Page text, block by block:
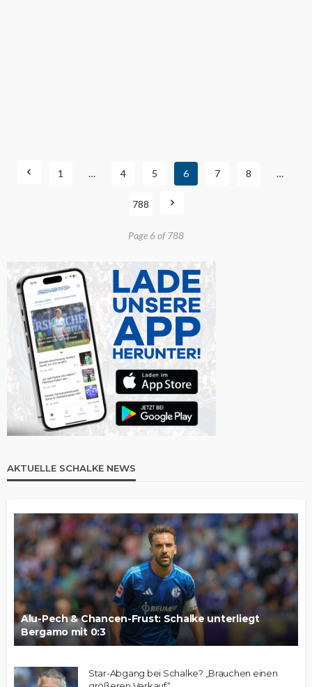
1 … 4 5 6 7 8 …
788
Page 6 of 788
AKTUELLE SCHALKE NEWS
Alu-Pech & Chancen-Frust: Schalke unterliegt
Bergamo mit 0:3
Star-Abgang bei Schalke? „Brauchen einen